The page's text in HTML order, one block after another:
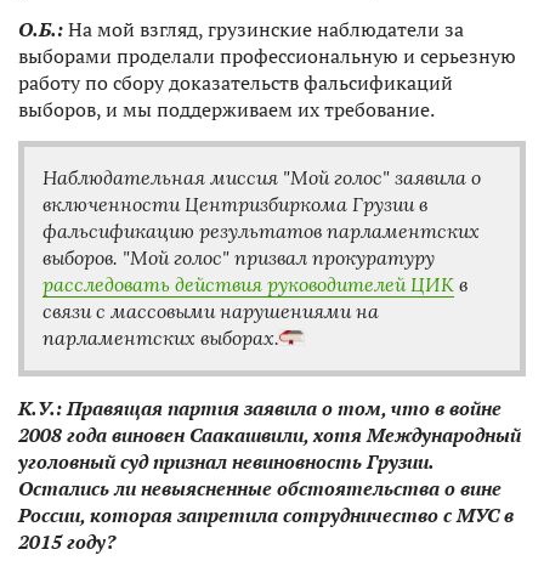
О.Б.:На мой взгляд, грузинские наблюдатели за
выборами проделали профессиональную и серьезную
работу по сбору доказательств фальсификаций
выборов, и мы поддерживаем их требование.
Наблюдательная миссия "Мой голос" заявила о
включенности Центризбиркома Грузии в
фальсификацию результатов парламентских
выборов. "Мой голос" призвал прокуратуру
расследовать действия руководителей ЦИК в
связи с массовыми нарушениями на
парламентских выборах.
К.У.:Правящая партия заявила о том, что в войне
2008 года виновен Саакашвили, хотя Международный
уголовный суд признал невиновность Грузии.
Остались ли невыясненные обстоятельства о вине
России, которая запретила сотрудничество с МУС в
2015 году?